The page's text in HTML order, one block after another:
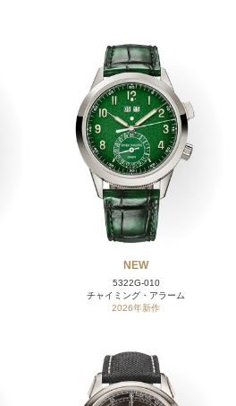
NEW
5322G-010
チャイミング・アラーム
2026年新作